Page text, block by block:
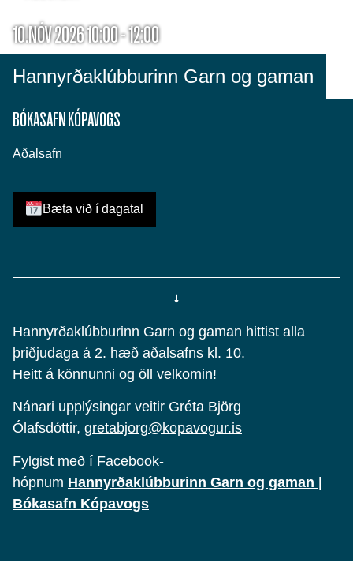
10.NÓV 2026 10:00 - 12:00
Hannyrðaklúbburinn Garn og gaman
BÓKASAFN KÓPAVOGS
Aðalsafn
Bæta við í dagatal
Hannyrðaklúbburinn Garn og gaman hittist alla
þriðjudaga á 2. hæð aðalsafns kl. 10.
Heitt á könnunni og öll velkomin!
Nánari upplýsingar veitir Gréta Björg
Ólafsdóttir, gretabjorg@kopavogur.is
Fylgist með í Facebook-
hópnum Hannyrðaklúbburinn Garn og gaman |
Bókasafn Kópavogs